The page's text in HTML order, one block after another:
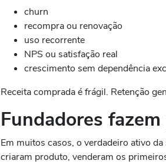
churn
recompra ou renovação
uso recorrente
NPS ou satisfação real
crescimento sem dependência
Receita comprada é frágil. Retenção
Fundadores
Em muitos casos, o verdadeiro ativo
criaram produto, venderam os